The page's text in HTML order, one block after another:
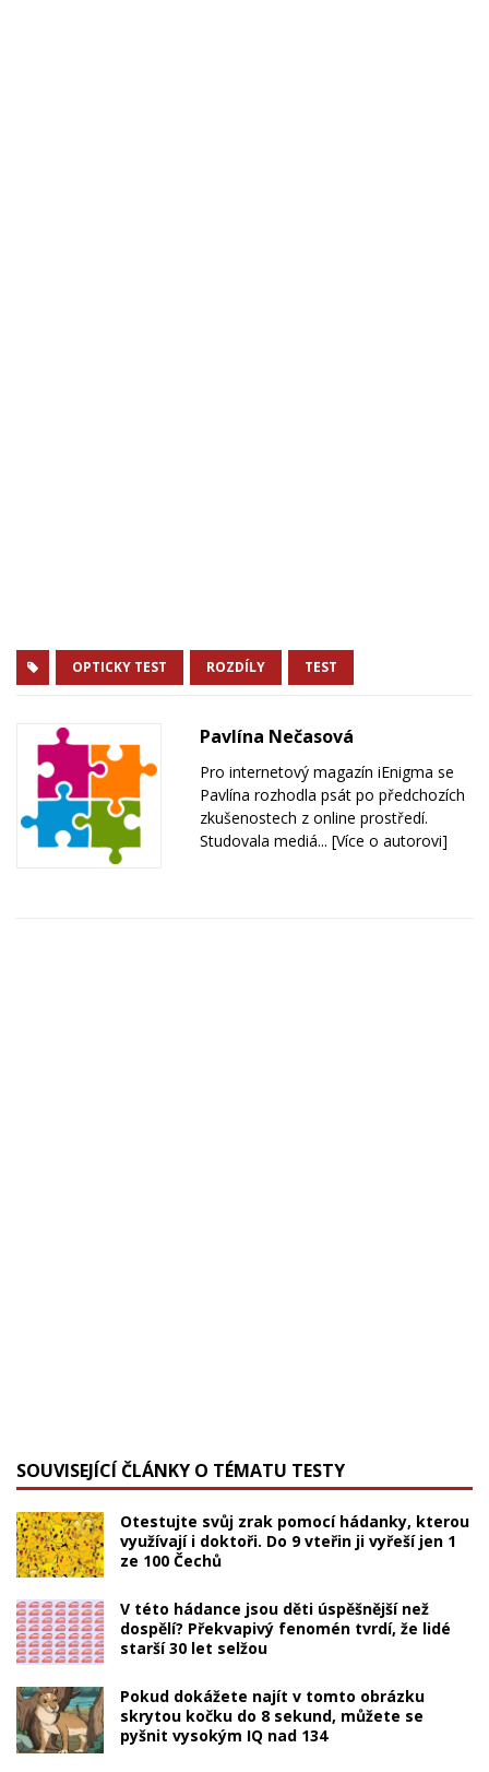
OPTICKY TEST ROZDÍLY TEST
Pavlína Nečasová
Pro internetový magazín iEnigma se
Pavlína rozhodla psát po předchozích
zkušenostech z online prostředí.
Studovala mediá... [Více o autorovi]
SOUVISEJÍCÍ ČLÁNKY O TÉMATU TESTY
Otestujte svůj zrak pomocí hádanky, kterou
využívají i doktoři. Do 9 vteřin ji vyřeší jen 1
ze 100 Čechů
V této hádance jsou děti úspěšnější než
dospělí? Překvapivý fenomén tvrdí, že lidé
starší 30 let selžou
Pokud dokážete najít v tomto obrázku
skrytou kočku do 8 sekund, můžete se
pyšnit vysokým IQ nad 134